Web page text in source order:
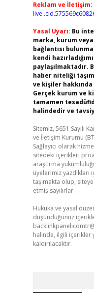
Reklam ve İletişim:
Yasal Uyarı: Bu
marka, kurum
bağlantısı
kendi
paylaşılmaktadır.
haber niteliği
ve kişiler hakkında
Gerçek kurum ve
tamamen
halindedir ve
Sitemiz, 5651 Sayılı
ve İletişim Kurumu
Sağlayıcı olarak
sitedeki içerikleri
araştırma
üyelerimiz
taşımakta olup,
etmiş sayılırlar.
Hukuka ve yasal
düşündüğünüz
halinde, ilgili içerikler
kaldırılacaktır.